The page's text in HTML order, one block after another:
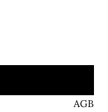
AGB